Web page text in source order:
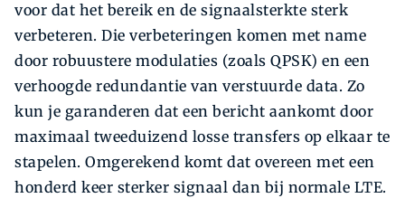
voor dat het bereik en de signaalsterkte sterk
verbeteren. Die verbeteringen komen met name
door robuustere modulaties (zoals QPSK) en een
verhoogde redundantie van verstuurde data. Zo
kun je garanderen dat een bericht aankomt door
maximaal tweeduizend losse transfers op elkaar te
stapelen. Omgerekend komt dat overeen met een
honderd keer sterker signaal dan bij normale LTE.